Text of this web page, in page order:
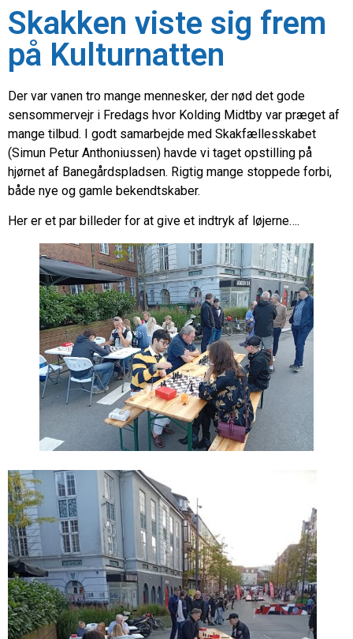
Skakken viste sig frem
på Kulturnatten
Der var vanen tro mange mennesker, der nød det gode
sensommervejr i Fredags hvor Kolding Midtby var præget af
mange tilbud. I godt samarbejde med Skakfællesskabet
(Simun Petur Anthoniussen) havde vi taget opstilling på
hjørnet af Banegårdspladsen. Rigtig mange stoppede forbi,
både nye og gamle bekendtskaber.
Her er et par billeder for at give et indtryk af løjerne….